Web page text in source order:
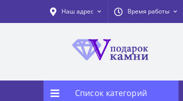
Наш адрес Время работы
Список категорий